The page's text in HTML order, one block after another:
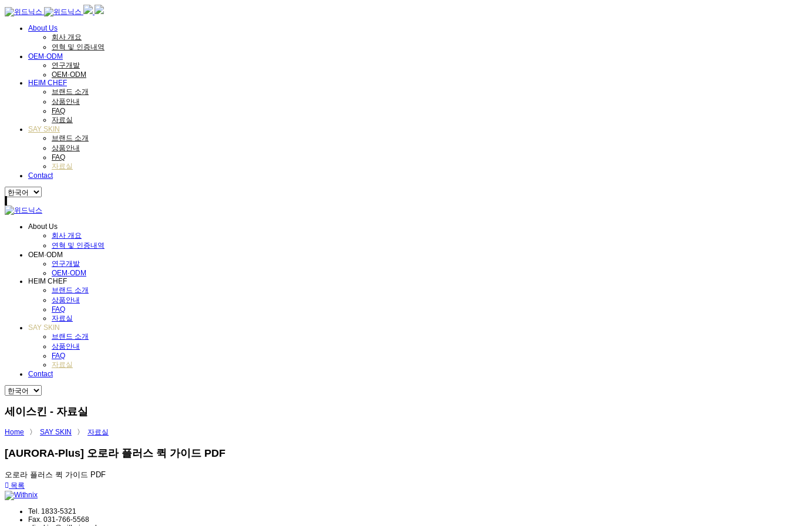
About Us
회사 개요
연혁 및 인증내역
OEM·ODM
연구개발
OEM·ODM
HEIM CHEF
브랜드 소개
상품안내
FAQ
자료실
SAY SKIN
브랜드 소개
상품안내
FAQ
자료실
Contact
About Us
회사 개요
연혁 및 인증내역
OEM·ODM
연구개발
OEM·ODM
HEIM CHEF
브랜드 소개
상품안내
FAQ
자료실
SAY SKIN
브랜드 소개
상품안내
FAQ
자료실
Contact
세이스킨 - 자료실
Home 〉 SAY SKIN 〉 자료실
[AURORA-Plus] 오로라 플러스 퀵 가이드 PDF
오로라 플러스 퀵 가이드 PDF
목록
Tel. 1833-5321
Fax. 031-766-5568